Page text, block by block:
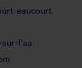
eaucourt
l'aa